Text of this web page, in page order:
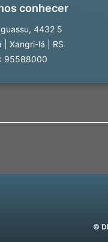
conhecer
4432 5
Xangri-lá
RS
95588000
©